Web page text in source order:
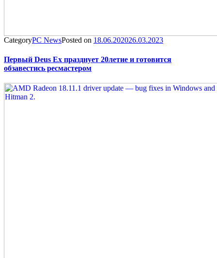
CategoryPC NewsPosted on 18.06.202026.03.2023
Первый Deus Ex празднует 20летие и готовится
обзавестись ресмастером